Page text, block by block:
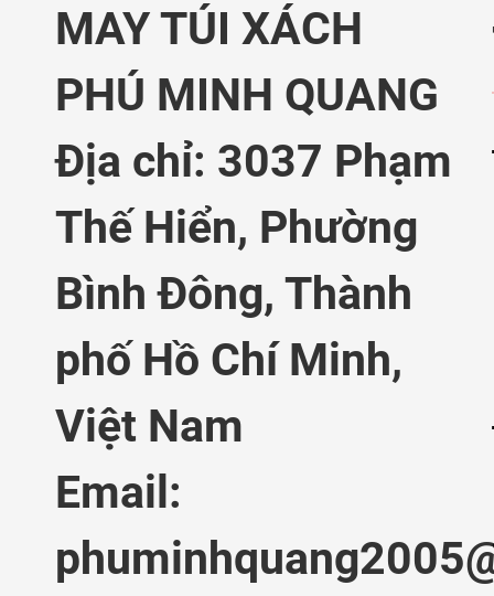
MAY TÚI XÁCH
PHÚ MINH QUANG
Địa chỉ: 3037 Phạm
Thế Hiển, Phường
Bình Đông, Thành
phố Hồ Chí Minh,
Việt Nam
Email: